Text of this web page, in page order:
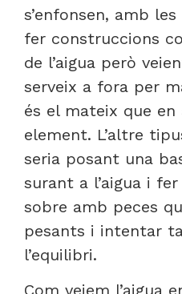
s’enfonsen, amb
fer construccions
de l’aigua però
serveix a fora per
és el mateix que en
element. L’altre
seria posant una
surant a l’aigua i
sobre amb peces
pesants i intentar
l’equilibri.
Com veiem l’aigua